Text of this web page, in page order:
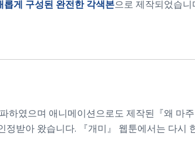
롭게 구성된 완전한 각색본으로 제작되었습니
하였으며 애니메이션으로도 제작된『왜 마
받아 왔습니다. 『개미』 웹툰에서는 다시